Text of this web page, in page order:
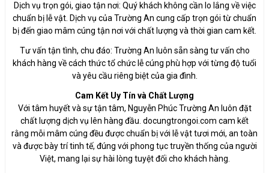
Dịch vụ trọn gói, giao tận nơi: Quý khách không cần lo lắng về việc
chuẩn bị lễ vật. Dịch vụ của Trường An cung cấp trọn gói từ chuẩn
bị đến giao mâm cúng tận nơi với chất lượng và thời gian cam kết.
Tư vấn tận tình, chu đáo: Trường An luôn sẵn sàng tư vấn cho
khách hàng về cách thức tổ chức lễ cúng phù hợp với từng độ tuổi
và yêu cầu riêng biệt của gia đình.
Cam Kết Uy Tín và Chất Lượng
Với tâm huyết và sự tận tâm, Nguyễn Phúc Trường An luôn đặt
chất lượng dịch vụ lên hàng đầu. docungtrongoi.com cam kết
rằng mỗi mâm cúng đều được chuẩn bị với lễ vật tươi mới, an toàn
và được bày trí tinh tế, đúng với phong tục truyền thống của người
Việt, mang lại sự hài lòng tuyệt đối cho khách hàng.